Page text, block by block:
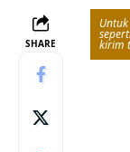
SHARE kirim